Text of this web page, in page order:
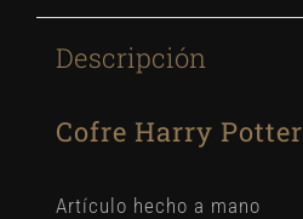
Descripción
Cofre Harry Potter
Artículo hecho a mano